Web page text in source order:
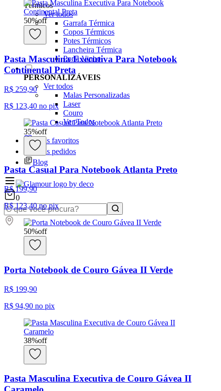
Térmicos
Ver todos
Garrafa Térmica
Copos Térmicos
Potes Térmicos
Lancheira Térmica
Porta Vinho
PERSONALIZÁVEIS
Ver todos
Malas Personalizadas
Laser
Couro
Ver Todos
Meus favoritos
Meus pedidos
Blog
0
50%off
Pasta Masculina Executiva Para Notebook
Continental Preta
R$ 259,90
R$ 123,40 no pix
35%off
Pasta Casual Para Notebook Atlanta Preto
R$ 199,90
R$ 123,40 no pix
50%off
Porta Notebook de Couro Gávea II Verde
R$ 199,90
R$ 94,90 no pix
38%off
Pasta Masculina Executiva de Couro Gávea II